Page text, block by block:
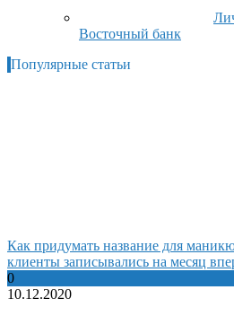
Восточный банк
Популярные статьи
Как придумать название для
клиенты записывались на месяц
0
10.12.2020